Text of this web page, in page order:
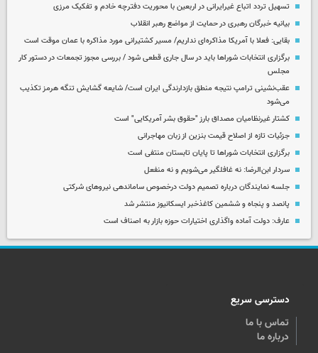
تسهیل تردد اتباع غیرایرانی در اربعین با محوریت دفترچه خادم و تفکیک مرزی
بیانیه خبرگان رهبری در حمایت از مواضع رهبر انقلاب
بقایی: فعلا با آمریکا مذاکره‌ای نداریم/ مسیر کشتیرانی مورد مذاکره با عمان موقت است
برگزاری انتخابات شوراها باید در سال جاری قطعی شود / بررسی مجوز تجمعات در دستور کار
مجلس
عقب‌نشینی ترامپ نتیجه منطق بازدارندگی ایران است/ شایعه گشایش تنگه هرمز تکذیب
می‌شود
کشتار غیرنظامیان مصداق بارز "حقوق بشر آمریکایی" است
جزئیات تازه از اصلاح قیمت بنزین از زبان مهاجرانی
برگزاری انتخابات شوراها تا پایان تابستان منتفی است
سردار ابن‌الرضا: نه غافلگیر می‌شویم و نه منفعل
جلسه نمایندگان درباره تصمیم دولت درخصوص ساماندهی نیروهای شرکتی
پانصد و پنجاه و ششمین کاغذخبر ایسکانیوز منتشر شد
عارف: دولت آماده واگذاری اختیارات حوزه بازار به اصناف است
دسترسی سریع
تماس با ما
درباره ما